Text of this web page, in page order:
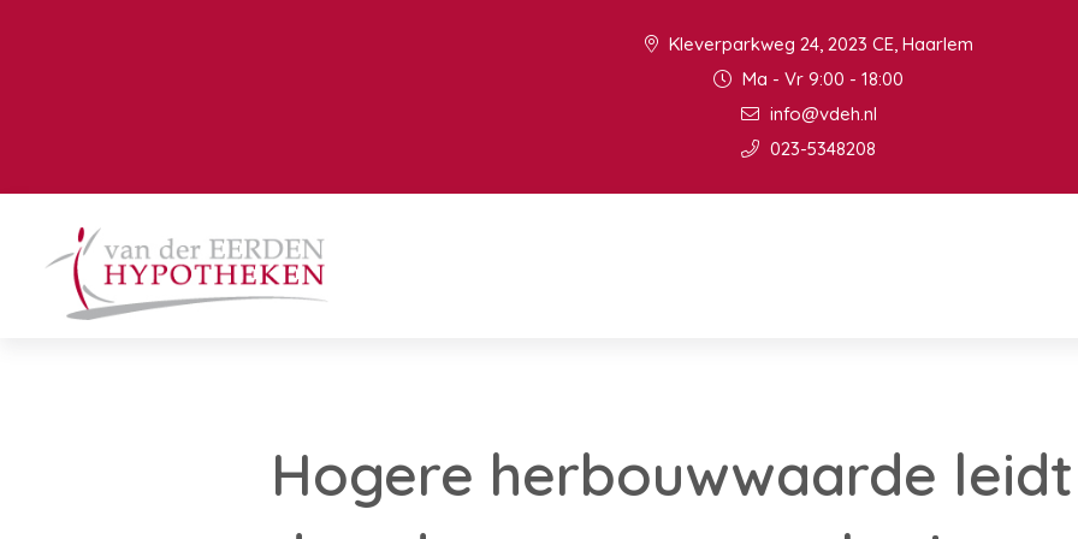
Kleverparkweg 24, 2023 CE, Haarlem
Ma - Vr 9:00 - 18:00
info@vdeh.nl
023-5348208
Hogere herbouwwaarde